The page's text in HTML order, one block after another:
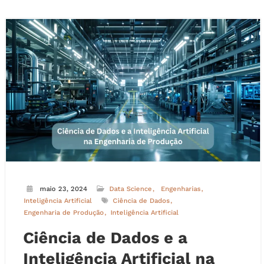
maio 23, 2024 Data Science
Engenharias
Inteligência Artificial
Ciência de Dados
Engenharia de Produção
Inteligência Artificial
Ciência de Dados e a
Inteligência Artificial na